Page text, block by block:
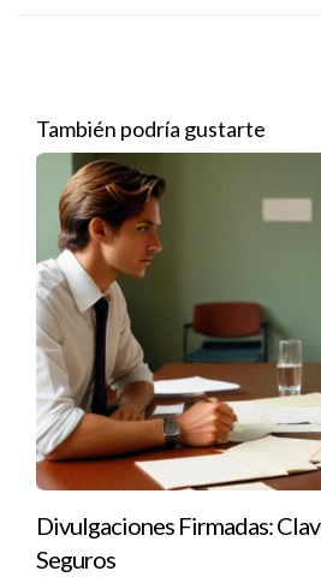
Primavera: Las familias suelen
antes del inicio del nuevo año
Verano: Muchas personas
están más dispuestas a
Además, no subestimes la
presencia constante durante todo el
relevante y atractivo te ayudará a
tus seguidores.
Open houses
Los open houses son una excelente
es durante los fines de semana
También podría gustarte
Divulgaciones Firmadas:
Seguros